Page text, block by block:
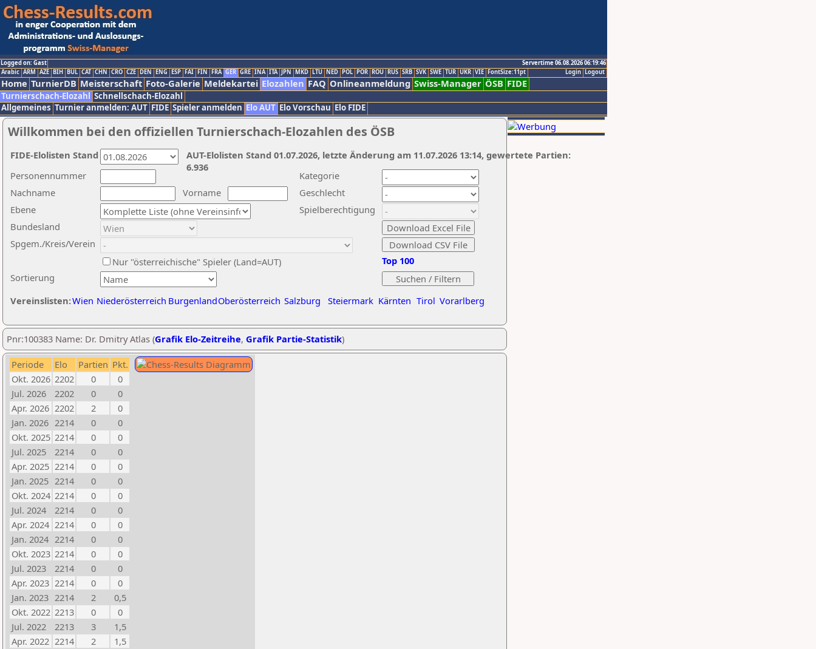
Logged on: Gast
Servertime 06.08.2026 06:19:46
Logout
Login
Arabic ARM AZE BIH BUL CAT CHN CRO CZE DEN ENG ESP FAI FIN FRA GER GRE INA ITA JPN MKD LTU NED POL POR ROU RUS SRB SVK SWE TUR UKR VIE FontSize:11pt
Home TurnierDB Meisterschaft Foto-Galerie Meldekartei Elozahlen FAQ Onlineanmeldung Swiss-Manager ÖSB FIDE
Turnierschach-Elozahl Schnellschach-Elozahl
Allgemeines Turnier anmelden: AUT FIDE Spieler anmelden Elo AUT Elo Vorschau Elo FIDE
Willkommen bei den offiziellen Turnierschach-Elozahlen des ÖSB
Nachname
Vorname
Ebene
Kategorie
Sortierung
Personennummer
Bundesland
Spgem./Kreis/Verein
Geschlecht
Nur "österreichische" Spieler (Land=AUT)
Spielberechtigung
Vereinslisten:Wien Niederösterreich BurgenlandOberösterreich Salzburg Steiermark Kärnten Tirol Vorarlberg
Top 100
AUT-Elolisten Stand 01.07.2026, letzte Änderung am 11.07.2026 13:14, gewertete Partien:
6.936
FIDE-Elolisten Stand
Pnr:100383 Name: Dr. Dmitry Atlas (Grafik Elo-Zeitreihe, Grafik Partie-Statistik)
Periode Elo Partien Pkt.
Okt. 2026 2202 0
0
Jul. 2026
2202 0
0
Apr. 2026 2202 2
0
Jan. 2026 2214 0
0
Okt. 2025 2214 0
0
Jul. 2025
2214 0
0
Apr. 2025 2214 0
0
Jan. 2025 2214 0
0
Okt. 2024 2214 0
0
Jul. 2024
2214 0
0
Apr. 2024 2214 0
0
Jan. 2024 2214 0
0
Okt. 2023 2214 0
0
Jul. 2023
2214 0
0
Apr. 2023 2214 0
0
Jan. 2023 2214 2
0,5
Okt. 2022 2213 0
0
Jul. 2022
2213 3
1,5
Apr. 2022 2214 2
1,5